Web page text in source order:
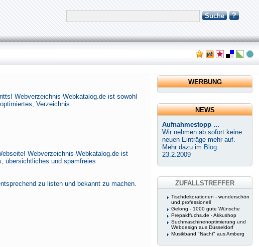
Webverzeichnis-Webkatalog.de ist sowohl
Verzeichnis.
Webverzeichnis-Webkatalog.de ist
übersichtliches und spamfreies
zu listen und bekannt zu machen.
Suche ?
WERBUNG
NEWS
Aufnahmestopp ...
Wir nehmen ab sofort keine
neuen Einträge mehr auf.
Mehr dazu im Blog.
23.2.2009
ZUFALLSTREFFER
Tischdekorationen - wunderschön
und professionell
Gelong - 1000 gute Wünsche
Prepaidfuchs.de - Akkushop
Suchmaschinenoptimierung und
Webdesign aus Düsseldorf
Musikband "Nacht" aus Amberg